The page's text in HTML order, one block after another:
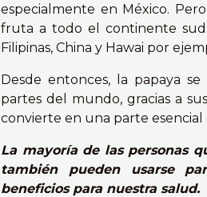
especialmente en México.
fruta a todo el continente
Filipinas, China y Hawai por
Desde entonces, la papaya
partes del mundo, gracias a
convierte en una parte esencial
La mayoría de las personas
también pueden usarse
beneficios para nuestra salud.